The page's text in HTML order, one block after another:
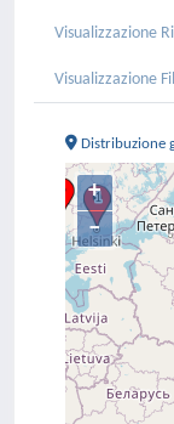
Visualizzazione
Visualizzazione
Distribuzione
+
–